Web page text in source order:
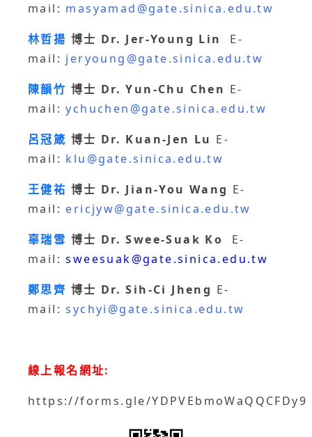
mail: masyamad@gate.sinica.edu.tw
林哲揚 博士 Dr. Jer-Young Lin E-
mail: jeryoung@gate.sinica.edu.tw
陳韻竹 博士 Dr. Yun-Chu Chen E-
mail:ychuchen@gate.sinica.edu.tw
呂冠箴 博士 Dr. Kuan-Jen Lu E-
mail: klu@gate.sinica.edu.tw
王健祐 博士 Dr. Jian-You Wang E-
mail: ericjyw@gate.sinica.edu.tw
辜瑞雪 博士 Dr. Swee-Suak Ko
E-
mail:sweesuak@gate.sinica.edu.tw
鄭思齊 博士 Dr. Sih-Ci Jheng E-
mail:sychyi@gate.sinica.edu.tw
線上報名網址:
https://forms.gle/YDPVEbmoWaQQCFDy9